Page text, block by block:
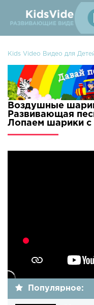
Kids Video Видео для
Воздушные
Развивающая
Лопаем шарики с
Популярное: